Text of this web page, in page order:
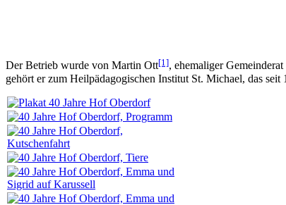
Der Betrieb wurde von Martin Ott[1], ehemaliger
gehört er zum Heilpädagogischen Institut St. Michael, das seit